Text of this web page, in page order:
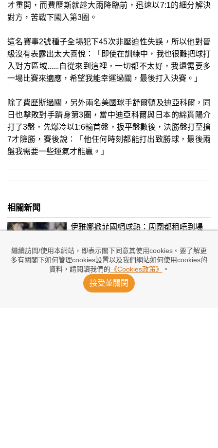
繼續訪問/使用本網站，即表示閣下同意其使用cookies。要了解更
多有關閣下如何管理cookies設置以及我們網站如何使用cookies的
資料，請閱讀我們的 《Cookies政策》 。
接受並關閉
才重開，而費歷斯就趁大雨降臨前，迅速以7:1的細分解決
對方，苦戰下闖入第3圈。
這名賽事2號種子全場犯下45次非壓迫性失誤，所以他對晉
級沒有表露出太大喜悅：「即使在訓練中，我也很難把球打
入對方區域......自從來到這裡，一切都不太好，我還需要多
一場比賽來適應，希望我能幸運過關，最後打入決賽。」
除了費歷斯過關，另外兩名美國球手舒爾頓及迪亞科爾，同
日也擊敗對手躋身第3圈，當中迪亞科爾與日本的綿貫陽介
打了3盤，先爆冷以1:6輸首盤，扳平盤數後，決勝盤打至搶
7才險勝，賽後說：「他任何時刻都能打出致勝球，最後兩
盤我需要一些運氣才能贏。」
相關新聞
伊雅娜掀菲國網球熱：周圍都租唔到場
祖達再挫姆錫迪 迪文拿奧慘遭反cup
2026/08/07 11:31